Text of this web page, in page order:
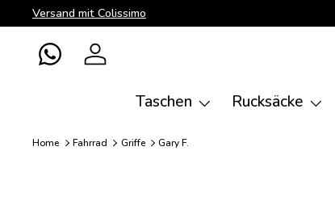
Direkt zum Inhalt
Versand mit Colissimo
WhatsAppEinloggen
Taschen Rucksäcke
Home Fahrrad Griffe Gary F.